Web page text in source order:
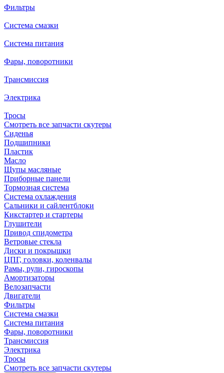
Фильтры
Система смазки
Система питания
Фары, поворотники
Трансмиссия
Электрика
Тросы
Смотреть все запчасти скутеры
Сиденья
Подшипники
Пластик
Масло
Щупы масляные
Приборные панели
Тормозная система
Система охлаждения
Сальники и сайлентблоки
Кикстартер и стартеры
Глушители
Привод спидометра
Ветровые стекла
Диски и покрышки
ЦПГ, головки, коленвалы
Рамы, рули, гироскопы
Амортизаторы
Велозапчасти
Двигатели
Фильтры
Система смазки
Система питания
Фары, поворотники
Трансмиссия
Электрика
Тросы
Смотреть все запчасти скутеры